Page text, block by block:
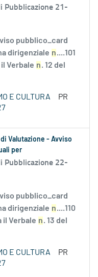
Pubblicazione 21-
pubblico_card
dirigenziale n....101
Verbale n. 12 del
E CULTURA
PR
Valutazione - Avviso
per
Pubblicazione 22-
pubblico_card
dirigenziale n....110
il Verbale n. 13 del
E CULTURA
PR